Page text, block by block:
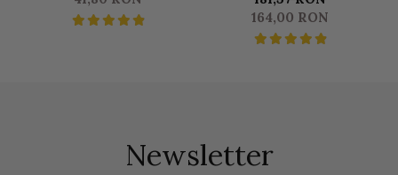
MAT) JESMONITE
& 1250 KG BAZA
164,00 RON
Newsletter